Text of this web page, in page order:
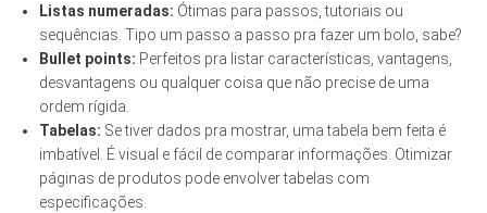
Listas numeradas: Ótimas para passos, tutoriais ou
sequências. Tipo um passo a passo pra fazer um bolo, sabe?
Bullet points: Perfeitos pra listar características, vantagens,
desvantagens ou qualquer coisa que não precise de uma
ordem rígida.
Tabelas: Se tiver dados pra mostrar, uma tabela bem feita é
imbatível. É visual e fácil de comparar informações. Otimizar
páginas de produtos pode envolver tabelas com
especificações.